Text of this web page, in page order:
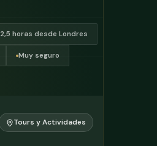
2,5 horas desde Londres
Muy seguro
Tours y Actividades